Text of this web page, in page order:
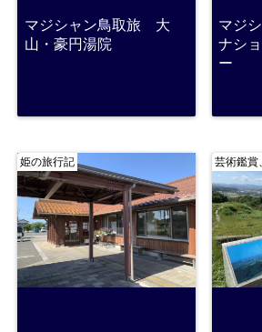
マジシャン鳥取旅 大
山・豪円湯院
マジ
ナシ
ー
姫の旅行記 芸術鑑賞